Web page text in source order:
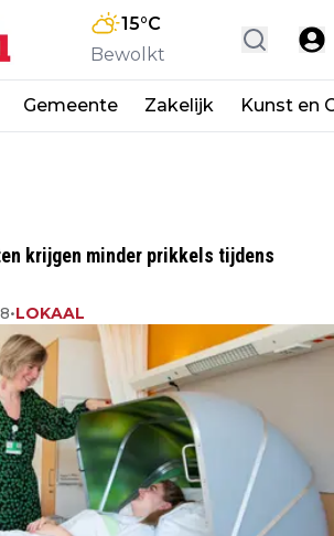
15°C
Bewolkt
Gemeente Zakelijk Kunst en
krijgen minder prikkels tijdens
•LOKAAL